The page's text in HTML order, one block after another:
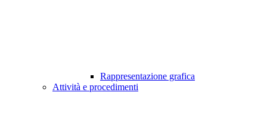
Rappresentazione grafica
Attività e procedimenti